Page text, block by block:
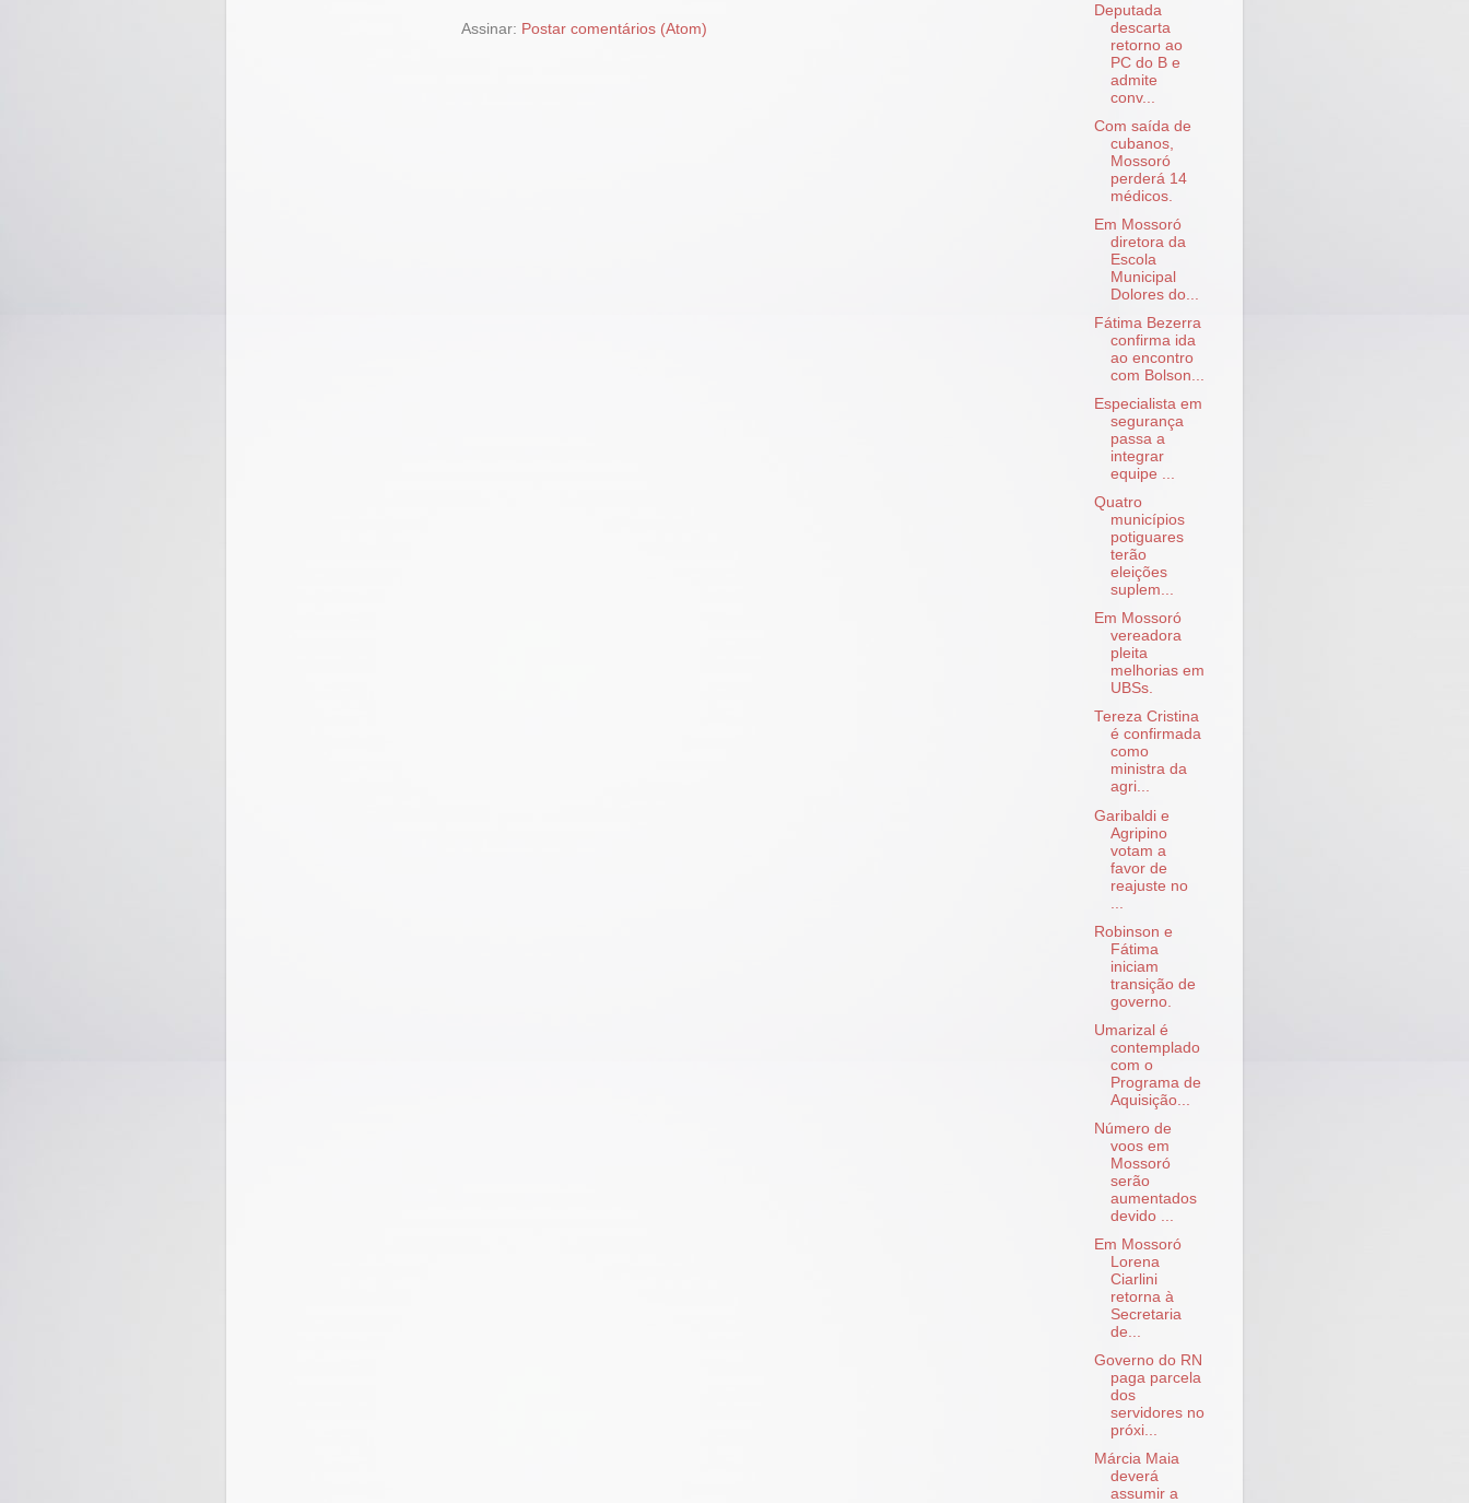
Assinar: Postar comentários (Atom)
Deputada
descarta
retorno ao
PC do B e
admite
conv...
Com saída de
cubanos,
Mossoró
perderá 14
médicos.
Em Mossoró
diretora da
Escola
Municipal
Dolores do...
Fátima Bezerra
confirma ida
ao encontro
com Bolson...
Especialista em
segurança
passa a
integrar
equipe ...
Quatro
municípios
potiguares
terão
eleições
suplem...
Em Mossoró
vereadora
pleita
melhorias em
UBSs.
Tereza Cristina
é confirmada
como
ministra da
agri...
Garibaldi e
Agripino
votam a
favor de
reajuste no
Robinson e
Fátima
iniciam
transição de
governo.
Umarizal é
contemplado
com o
Programa de
Aquisição...
Número de
voos em
Mossoró
serão
aumentados
devido ...
Em Mossoró
Lorena
Ciarlini
retorna à
Secretaria
de...
Governo do RN
paga parcela
dos
servidores no
próxi...
Márcia Maia
deverá
assumir a